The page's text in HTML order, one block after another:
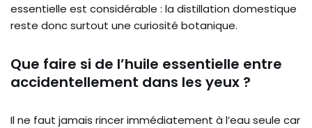
essentielle est considérable : la distillation domestique
reste donc surtout une curiosité botanique.
Que faire si de l’huile essentielle entre
accidentellement dans les yeux ?
Il ne faut jamais rincer immédiatement à l’eau seule car